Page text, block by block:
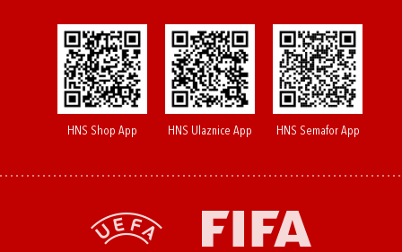
HNS Shop App HNS Ulaznice App HNS Semafor App